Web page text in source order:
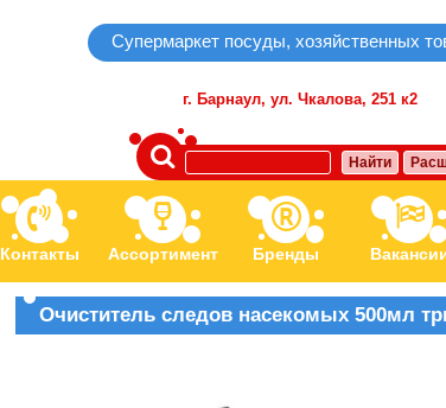
Супермаркет посуды, хозяйственных
г. Барнаул, ул. Чкалова, 251 к2
Найти
Контакты Ассортимент Бренды
Очиститель следов насекомых 500мл